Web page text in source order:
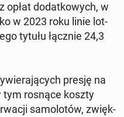
opłat do­datkowych, w
w 2023 roku linie lot­
tytułu łącznie 24,3
presję na
tym rosnące koszty
samolotów, zwięk­